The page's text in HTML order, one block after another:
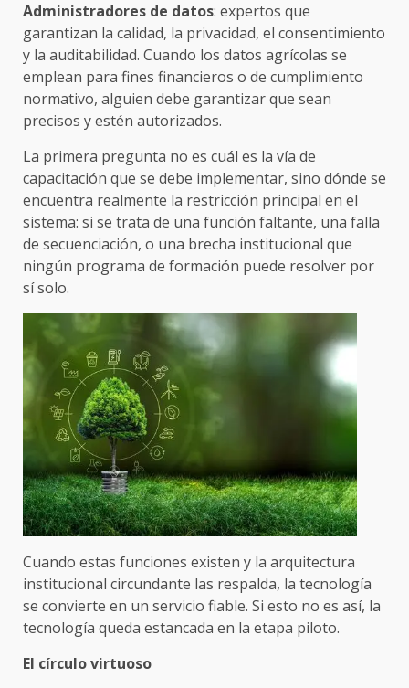
Administradores de datos: expertos que
garantizan la calidad, la privacidad, el consentimiento
y la auditabilidad. Cuando los datos agrícolas se
emplean para fines financieros o de cumplimiento
normativo, alguien debe garantizar que sean
precisos y estén autorizados.
La primera pregunta no es cuál es la vía de
capacitación que se debe implementar, sino dónde se
encuentra realmente la restricción principal en el
sistema: si se trata de una función faltante, una falla
de secuenciación, o una brecha institucional que
ningún programa de formación puede resolver por
sí solo.
Cuando estas funciones existen y la arquitectura
institucional circundante las respalda, la tecnología
se convierte en un servicio fiable. Si esto no es así, la
tecnología queda estancada en la etapa piloto.
El círculo virtuoso